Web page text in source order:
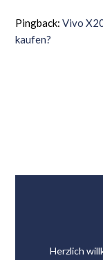
Pingback:Vivo
kaufen?
Herzlich